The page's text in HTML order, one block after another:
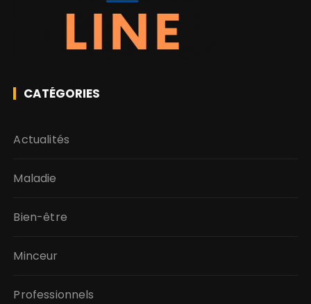
CATÉGORIES
Actualités
Maladie
Bien-être
Minceur
Professionnels